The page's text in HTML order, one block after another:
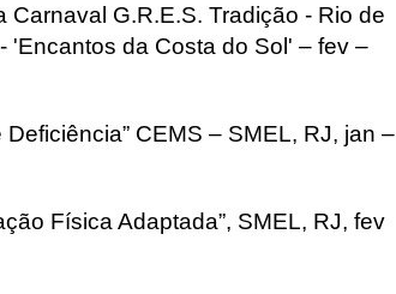
Carnaval G.R.E.S. Tradição - Rio de
'Encantos da Costa do Sol' – fev –
CEMS – SMEL, RJ, jan –
Física Adaptada”, SMEL, RJ, fev